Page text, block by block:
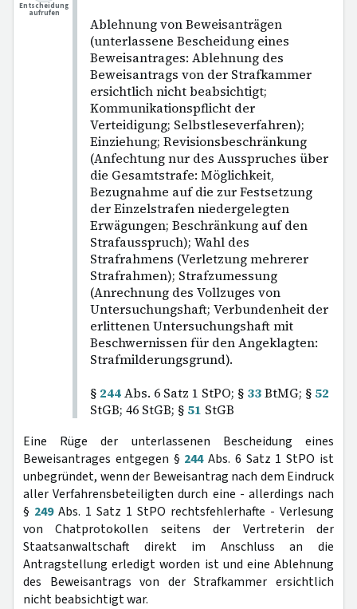
Ablehnung von Beweisanträgen
(unterlassene Bescheidung eines
Beweisantrages: Ablehnung des
Beweisantrags von der Strafkammer
ersichtlich nicht beabsichtigt;
Kommunikationspflicht der
Verteidigung; Selbstleseverfahren);
Einziehung; Revisionsbeschränkung
(Anfechtung nur des Ausspruches über
die Gesamtstrafe: Möglichkeit,
Bezugnahme auf die zur Festsetzung
der Einzelstrafen niedergelegten
Erwägungen; Beschränkung auf den
Strafausspruch); Wahl des
Strafrahmens (Verletzung mehrerer
Strafrahmen); Strafzumessung
(Anrechnung des Vollzuges von
Untersuchungshaft; Verbundenheit der
erlittenen Untersuchungshaft mit
Beschwernissen für den Angeklagten:
Strafmilderungsgrund).
§ 244Abs. 6 Satz 1 StPO; § 33BtMG; § 52
StGB; 46 StGB; § 51 StGB
Entscheidung
aufrufen
Eine Rüge der unterlassenen Bescheidung eines
Beweisantrages entgegen § 244Abs. 6 Satz 1 StPO ist
unbegründet, wenn der Beweisantrag nach dem Eindruck
aller Verfahrensbeteiligten durch eine - allerdings nach
§ 249Abs. 1 Satz 1 StPO rechtsfehlerhafte - Verlesung
von Chatprotokollen seitens der Vertreterin der
Staatsanwaltschaft direkt im Anschluss an die
Antragstellung erledigt worden ist und eine Ablehnung
des Beweisantrags von der Strafkammer ersichtlich
nicht beabsichtigt war.